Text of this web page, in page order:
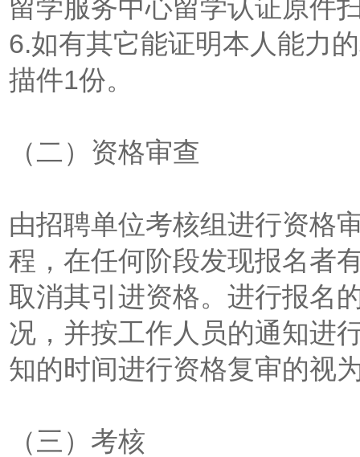
留学服务中心留学认证原件
6.如有其它能证明本人能力
描件1份。
（二）资格审查
由招聘单位考核组进行资格
程，在任何阶段发现报名者
取消其引进资格。进行报名
况，并按工作人员的通知进
知的时间进行资格复审的视
（三）考核